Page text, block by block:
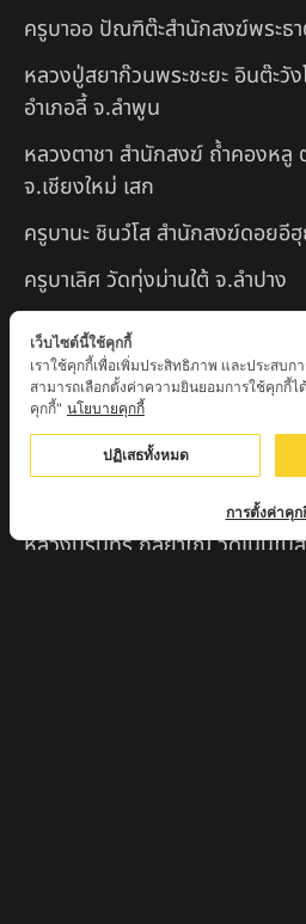
ครูบาออ ปัณฑิต๊ะสำนักสงฆ์พระธา
หลวงปู่สยาก๊วนพระชะยะ อินต๊ะวั
อำเภอลี้ จ.ลำพูน
หลวงตาชา สำนักสงฆ์ ถ้ำคองหลู
จ.เชียงใหม่ เสก
ครูบานะ ชินวํโส สำนักสงฆ์ดอยอี
ครูบาเลิศ วัดทุ่งม่านใต้ จ.ลำปาง
หลวงปู่หนู นรินโท วัดวังท่าดี จ.เ
ครูบาทอง วัดก้อท่า จ.ลำพูน
ครูบาตุ๊เจ้าปู่หว่าหลิ่ง วิระทะโย วัด
จ.เชียงใหม่
ครูบาศรี สุจิตโต บ้านสบก๋ง จ.ลำป
หลวงปู่รินทร์ กลฺยาโณ วัดเนินโ
เว็บไซต์นี้ใช้คุกกี้
เราใช้คุกกี้เพื่อเพิ่มประสิทธิภาพ และประสบ
สามารถเลือกตั้งค่าความยินยอมการใช้คุกกี้ไ
คุกกี้" นโยบายคุกกี้
ปฏิเสธทั้งหมด
การตั้งค่าคุก